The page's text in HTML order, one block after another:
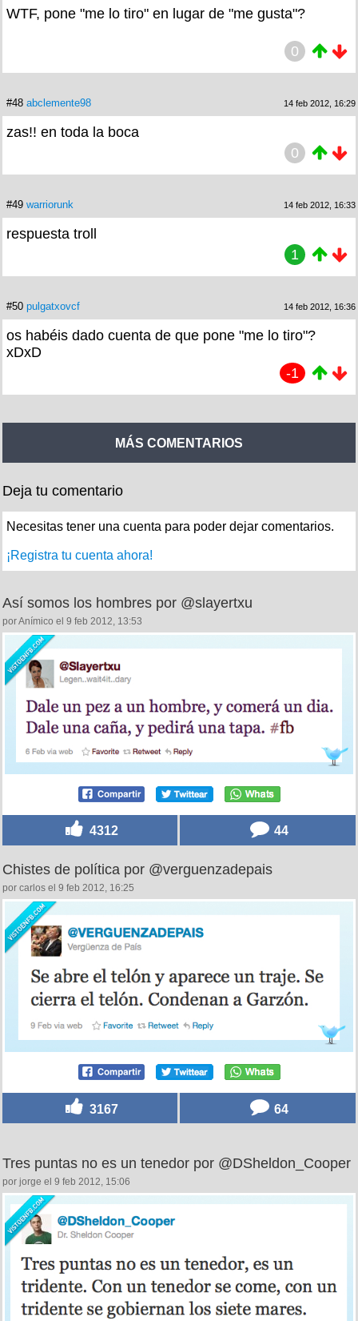
WTF, pone "me lo tiro" en lugar de "me gusta"?
0
#48 abclemente98 14 feb 2012, 16:29
zas!! en toda la boca
0
#49 warriorunk 14 feb 2012, 16:33
respuesta troll
1
#50 pulgatxovcf 14 feb 2012, 16:36
os habéis dado cuenta de que pone "me lo tiro"?
xDxD
-1
MÁS COMENTARIOS
Deja tu comentario
Necesitas tener una cuenta para poder dejar comentarios.
¡Registra tu cuenta ahora!
Así somos los hombres por @slayertxu
por Anímico el 9 feb 2012, 13:53
4312 44
Chistes de política por @verguenzadepais
por carlos el 9 feb 2012, 16:25
3167 64
Tres puntas no es un tenedor por @DSheldon_Cooper
por jorge el 9 feb 2012, 15:06